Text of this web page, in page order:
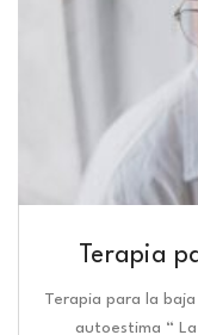
Terapia
Terapia para la
autoestima “